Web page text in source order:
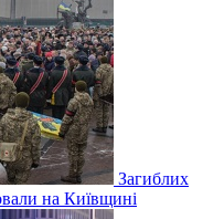
Загиблих
на Київщині